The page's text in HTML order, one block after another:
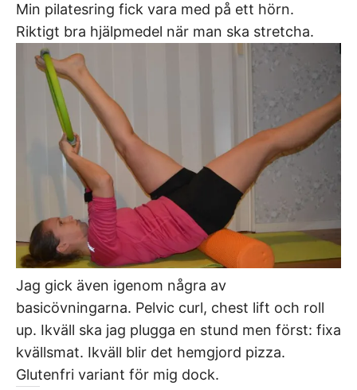
Min pilatesring fick vara med på ett hörn.
Riktigt bra hjälpmedel när man ska stretcha.
Jag gick även igenom några av
basicövningarna. Pelvic curl, chest lift och roll
up. Ikväll ska jag plugga en stund men först: fixa
kvällsmat. Ikväll blir det hemgjord pizza.
Glutenfri variant för mig dock.